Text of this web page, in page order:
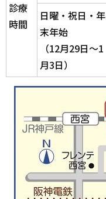
診療
時間
日曜・祝日・年
末年始
（12月29日～1
月3日）